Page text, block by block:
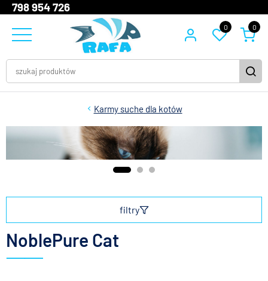
798 954 726
0 0
Karmy suche dla kotów
filtry
NoblePure Cat